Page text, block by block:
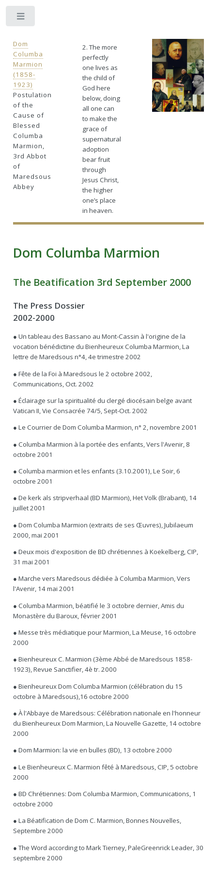
Dom
Columba
Marmion
(1858-
1923)
Postulation
of the
Cause of
Blessed
Columba
Marmion,
3rd Abbot
of
Maredsous
Abbey
2. The more
perfectly
one lives as
the child of
God here
below, doing
all one can
to make the
grace of
supernatural
adoption
bear fruit
through
Jesus Christ,
the higher
one’s place
in heaven.
Dom Columba Marmion
The Beatification 3rd September 2000
The Press Dossier
2002-2000
● Un tableau des Bassano au Mont-Cassin à l'origine de la
vocation bénédictine du Bienheureux Columba Marmion, La
lettre de Maredsous n°4, 4e trimestre 2002
● Fête de la Foi à Maredsous le 2 octobre 2002,
Communications, Oct. 2002
● Éclairage sur la spiritualité du clergé diocésain belge avant
Vatican II, Vie Consacrée 74/5, Sept-Oct. 2002
● Le Courrier de Dom Columba Marmion, n° 2, novembre 2001
● Columba Marmion à la portée des enfants, Vers l'Avenir, 8
octobre 2001
● Columba marmion et les enfants (3.10.2001), Le Soir, 6
octobre 2001
● De kerk als stripverhaal (BD Marmion), Het Volk (Brabant), 14
juillet 2001
● Dom Columba Marmion (extraits de ses Œuvres), Jubilaeum
2000, mai 2001
● Deux mois d'exposition de BD chrétiennes à Koekelberg, CIP,
31 mai 2001
● Marche vers Maredsous dédiée à Columba Marmion, Vers
l'Avenir, 14 mai 2001
● Columba Marmion, béatifié le 3 octobre dernier, Amis du
Monastère du Baroux, février 2001
● Messe très médiatique pour Marmion, La Meuse, 16 octobre
2000
● Bienheureux C. Marmion (3ème Abbé de Maredsous 1858-
1923), Revue Sanctifier, 4è tr. 2000
● Bienheureux Dom Columba Marmion (célébration du 15
octobre à Maredsous),16 octobre 2000
● À l'Abbaye de Maredsous: Célébration nationale en l'honneur
du Bienheureux Dom Marmion, La Nouvelle Gazette, 14 octobre
2000
● Dom Marmion: la vie en bulles (BD), 13 octobre 2000
● Le Bienheureux C. Marmion fêté à Maredsous, CIP, 5 octobre
2000
● BD Chrétiennes: Dom Columba Marmion, Communications, 1
octobre 2000
● La Béatification de Dom C. Marmion, Bonnes Nouvelles,
Septembre 2000
● The Word according to Mark Tierney, PaleGreenrick Leader, 30
septembre 2000